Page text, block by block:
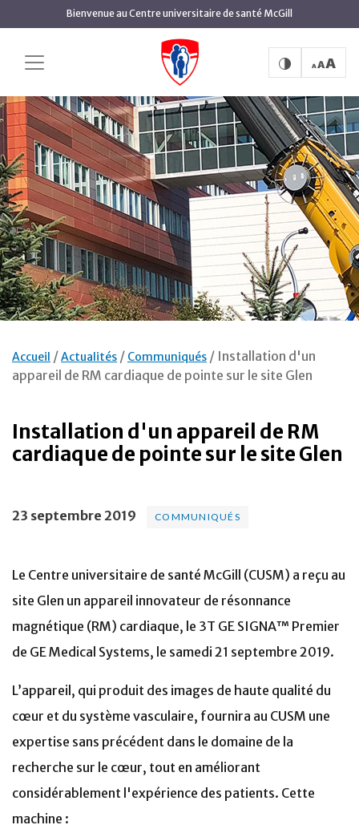
Aller
au
contenu
principal
Bienvenue au Centre universitaire de santé McGill
Accueil Actualités Communiqués
Installation d'un
appareil de RM cardiaque de pointe sur le site Glen
Installation d'un appareil de RM
cardiaque de pointe sur le site Glen
23 septembre 2019 COMMUNIQUÉS
Le Centre universitaire de santé McGill (CUSM) a reçu au
site Glen un appareil innovateur de résonnance
magnétique (RM) cardiaque, le 3T GE SIGNA™ Premier
de GE Medical Systems, le samedi 21 septembre 2019.
L’appareil, qui produit des images de haute qualité du
cœur et du système vasculaire, fournira au CUSM une
expertise sans précédent dans le domaine de la
recherche sur le cœur, tout en améliorant
considérablement l'expérience des patients. Cette
machine :